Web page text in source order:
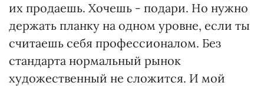
их продаешь. Хочешь - подари. Но нужно
держать планку на одном уровне, если ты
считаешь себя профессионалом. Без
стандарта нормальный рынок
художественный не сложится. И мой